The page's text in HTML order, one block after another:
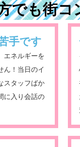
でも街コ
手です
エネルギーを
ん！当日のイ
スタッフばか
に入り会話の